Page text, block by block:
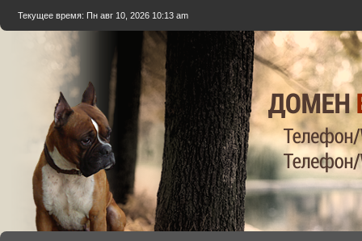
Текущее время: Пн авг 10, 2026 10:13 am